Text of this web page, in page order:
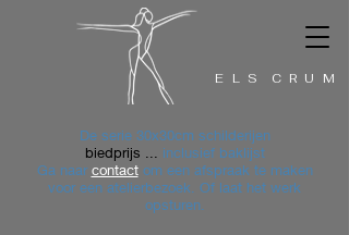
E L S C R U M
De serie 30x30cm schilderijen
biedprijs ...
inclusief baklijst
Ga naar contact om een afspraak te maken
voor een atelierbezoek. Of laat het werk
opsturen.